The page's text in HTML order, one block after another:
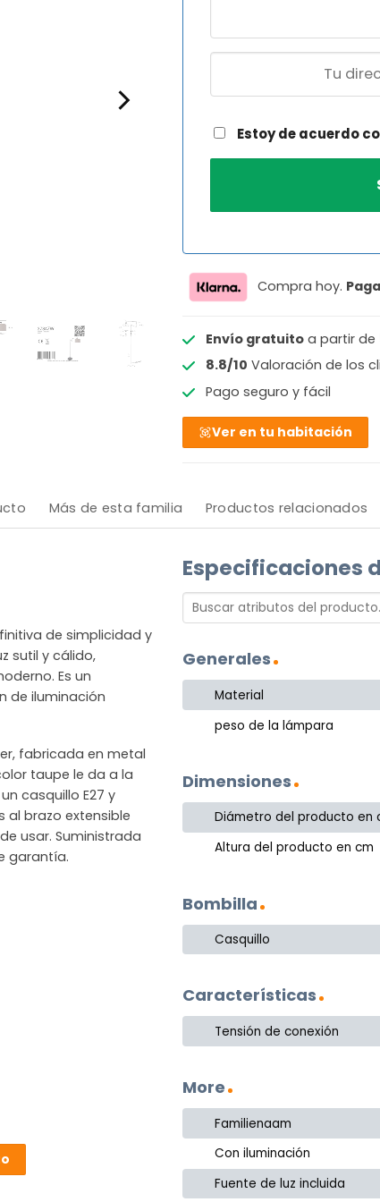
Estoy de acuerdo
Compra hoy.
Envío gratuitoa partir de
8.8/10 Valoración de los
Pago seguro y fácil
Ver en tu habitación
Más de esta familia Productos relacionados
de simplicidad y
sutil y cálido,
Es un
de iluminación
fabricada en metal
taupe le da a la
casquillo E27 y
al brazo extensible
usar. Suministrada
garantía.
Especificaciones
Generales
Material
peso de la lámpara
Dimensiones
Diámetro del producto en
Altura del producto en cm
Bombilla
Casquillo
Características
Tensión de conexión
More
Familienaam
Con iluminación
Fuente de luz incluida